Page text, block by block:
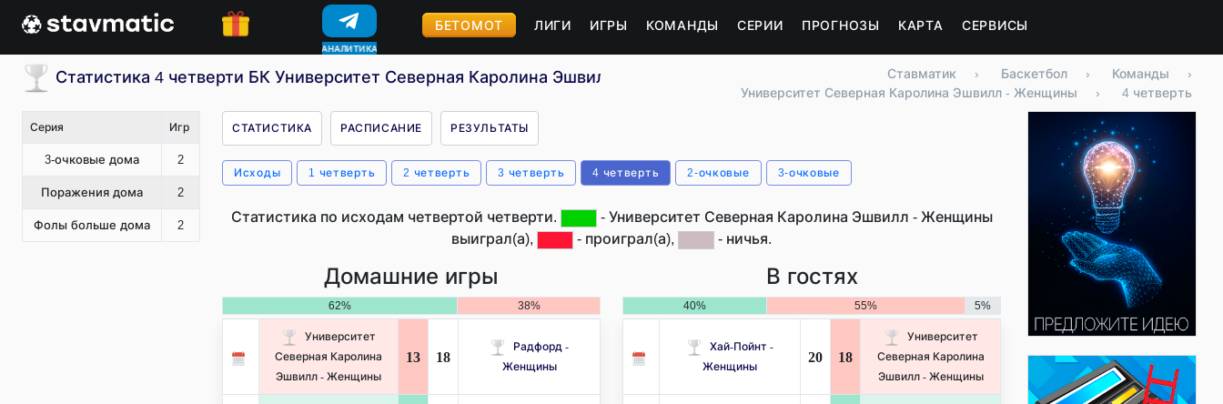
КОНКУРСЫ
БЕТОМОТ ЛИГИ ИГРЫ КОМАНДЫ СЕРИИ ПРОГНОЗЫ КАРТА СЕРВИСЫ
Статистика 4 четверти БК Университет Северная Каролина Эшвилл - Женщины (США) Ставматик › Баскетбол › Команды
›
Университет Северная Каролина Эшвилл - Женщины
› 4 четверть
Серия Игр
3-очковые дома 2
Поражения дома 2
Фолы больше дома 2
СТАТИСТИКА РАСПИСАНИЕ РЕЗУЛЬТАТЫ
Исходы 1 четверть 2 четверть 3 четверть 4 четверть 2-очковые 3-очковые
Статистика по исходам четвертой четверти.
- Университет Северная Каролина Эшвилл - Женщины
выиграл(а),
- проиграл(а), - ничья.
Домашние игры
62% 38%
Университет
Северная Каролина
Эшвилл - Женщины
13 18
Радфорд -
Женщины
В гостях
40% 55% 5%
Хай-Пойнт -
Женщины
20 18
Университет
Северная Каролина
Эшвилл - Женщины